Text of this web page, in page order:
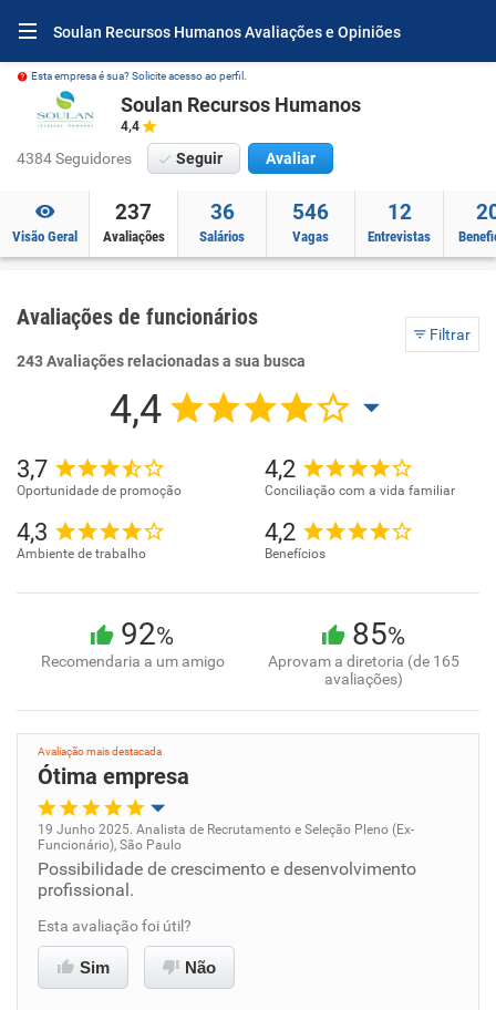
Soulan Recursos Humanos Avaliações e Opiniões
Esta empresa é sua? Solicite acesso ao perfil.
Soulan Recursos Humanos
4,4
4384 Seguidores Seguir Avaliar
Visão Geral
237
Avaliações
36
Salários
546
Vagas
12
Entrevistas
Avaliações de funcionários
Filtrar
243 Avaliações relacionadas a sua busca
4,4
3,7
Oportunidade de promoção
4,2
Conciliação com a vida familiar
4,3
Ambiente de trabalho
4,2
Benefícios
92%
Recomendaria a um amigo
85%
Aprovam a diretoria (de 165
avaliações)
Avaliação mais destacada
Ótima empresa
Oportunidade de promoção
Conciliação com a vida familiar
19 Junho 2025. Analista de Recrutamento e Seleção Pleno (Ex-
Funcionário), São Paulo
Possibilidade de crescimento e desenvolvimento
profissional.
Esta avaliação foi útil?
Sim Não